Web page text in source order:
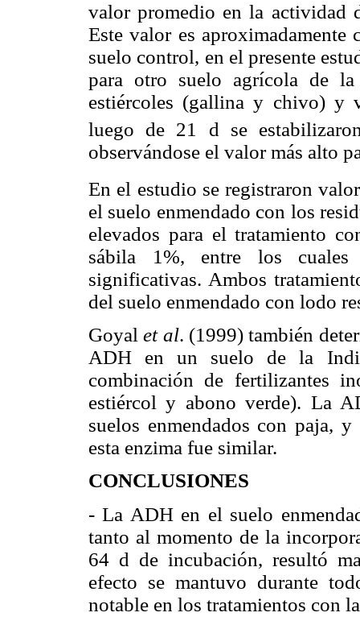
valor promedio en la actividad
Este valor es aproximadamente
suelo control, en el presente
para otro suelo agrícola de la
estiércoles (gallina y chivo) y
luego de 21 d se
observándose el valor más alto
En el estudio se registraron
el suelo enmendado con los
elevados para el tratamiento
sábila 1%, entre los cuales
significativas. Ambos
del suelo enmendado con lodo
Goyalet al. (1999) también
ADH en un suelo dela
combinación de fertilizantes
estiércol y abono verde). La
suelos enmendados con paja,
esta enzima fue similar.
CONCLUSIONES
- La ADHen el suelo
tanto al momento de la
64 d de incubación, resultó
efecto se mantuvo durante
notable en los tratamientos con